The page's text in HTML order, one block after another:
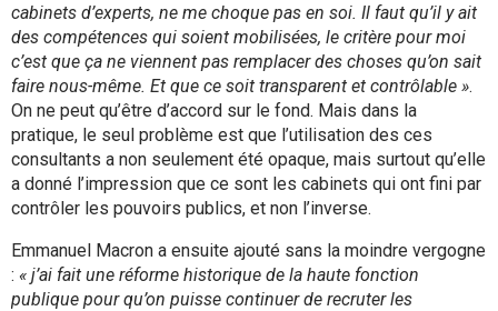
cabinets d’experts, ne me choque pas en soi. Il faut qu’il y ait
des compétences qui soient mobilisées, le critère pour moi
c’est que ça ne viennent pas remplacer des choses qu’on sait
faire nous-même. Et que ce soit transparent et contrôlable ».
On ne peut qu’être d’accord sur le fond. Mais dans la
pratique, le seul problème est que l’utilisation des ces
consultants a non seulement été opaque, mais surtout qu’elle
a donné l’impression que ce sont les cabinets qui ont fini par
contrôler les pouvoirs publics, et non l’inverse.
Emmanuel Macron a ensuite ajouté sans la moindre vergogne
: « j’ai fait une réforme historique de la haute fonction
publique pour qu’on puisse continuer de recruter les